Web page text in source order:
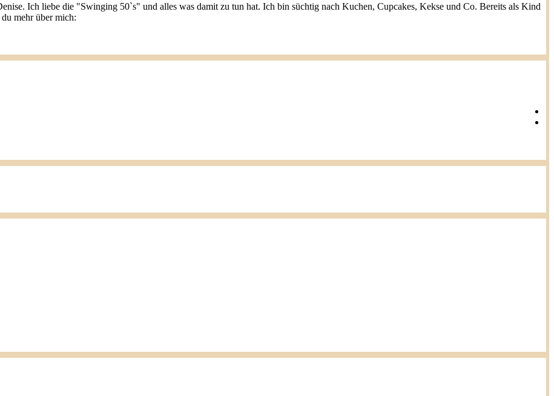
Ich liebe die "Swinging 50`s" und alles was damit zu tun hat. Ich bin süchtig nach Kuchen, Cupcakes, Kekse und Co. Bereits als Kind
mehr über mich: